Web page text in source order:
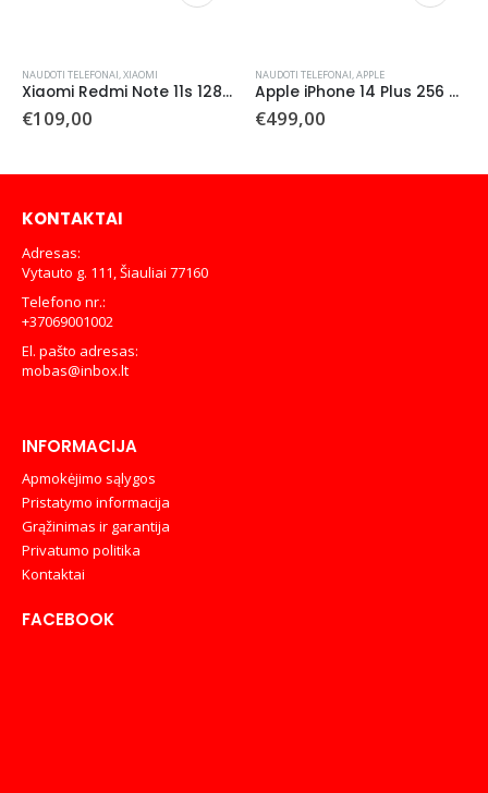
NAUDOTI TELEFONAI,XIAOMI
Xiaomi Redmi Note 11s 128GB (Naudotas)
€109,00
NAUDOTI TELEFONAI,APPLE
Apple iPhone 14 Plus 256 GB (Naudotas)
€499,00
KONTAKTAI
Adresas:
Vytauto g. 111, Šiauliai 77160
Telefono nr.:
+37069001002
El. pašto adresas:
mobas@inbox.lt
INFORMACIJA
Apmokėjimo sąlygos
Pristatymo informacija
Grąžinimas ir garantija
Privatumo politika
Kontaktai
FACEBOOK